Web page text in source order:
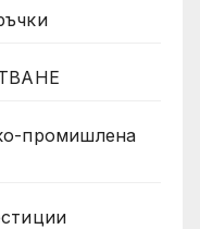
промишлена